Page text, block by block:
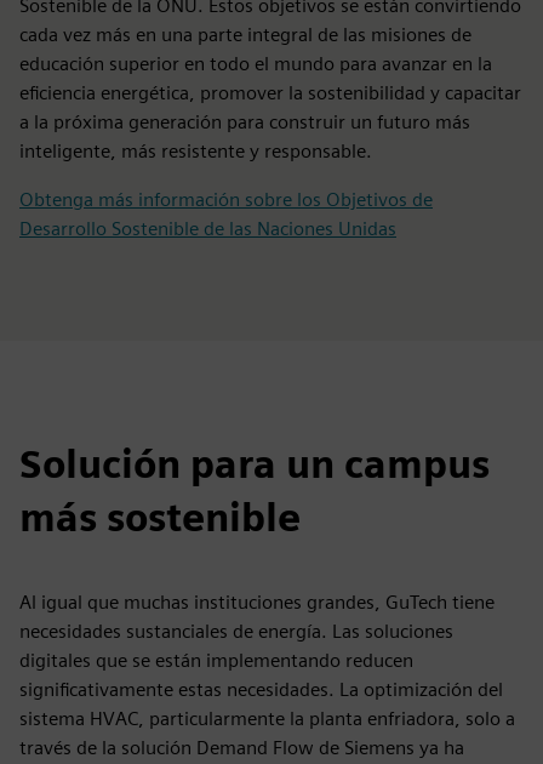
Sostenible de la ONU. Estos objetivos se están convirtiendo
cada vez más en una parte integral de las misiones de
educación superior en todo el mundo para avanzar en la
eficiencia energética, promover la sostenibilidad y capacitar
a la próxima generación para construir un futuro más
inteligente, más resistente y responsable.
Obtenga más información sobre los Objetivos de
Desarrollo Sostenible de las Naciones Unidas
Solución para un campus
más sostenible
Al igual que muchas instituciones grandes, GuTech tiene
necesidades sustanciales de energía. Las soluciones
digitales que se están implementando reducen
significativamente estas necesidades. La optimización del
sistema HVAC, particularmente la planta enfriadora, solo a
través de la solución Demand Flow de Siemens ya ha